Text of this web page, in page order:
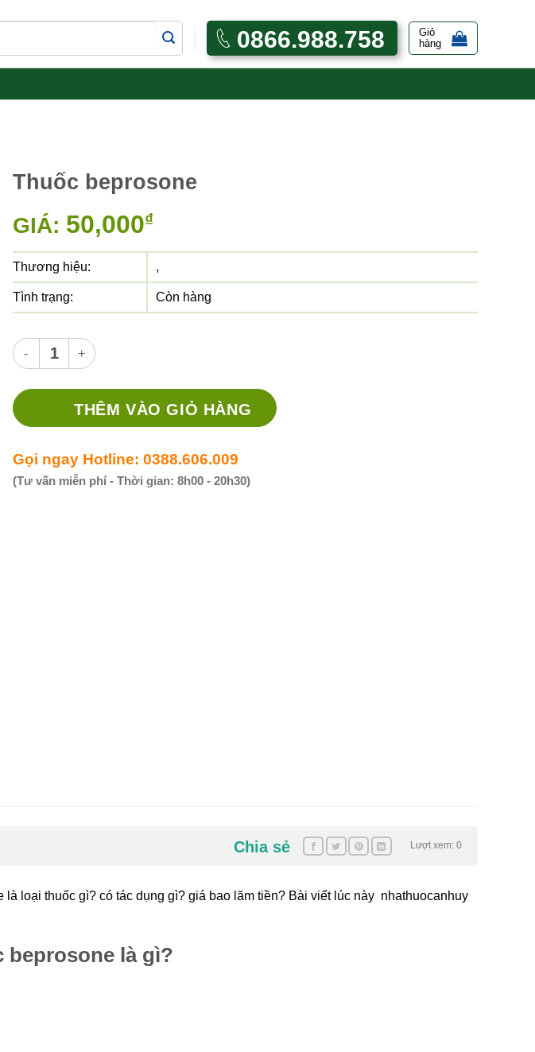
0866.988.758
Giỏ
hàng
Thuốc beprosone
GIÁ: 50,000₫
Thương hiệu: ,
Tình trạng: Còn hàng
Thuốc beprosone số lượng
THÊM VÀO GIỎ HÀNG
Gọi ngay Hotline: 0388.606.009
(Tư vấn miễn phí - Thời gian: 8h00 - 20h30)
Lượt xem: 0
Chia sẻ
loại thuốc gì? có tác dụng gì? giá bao lăm tiền? Bài viết lúc này nhathuocanhuy
beprosone là gì?